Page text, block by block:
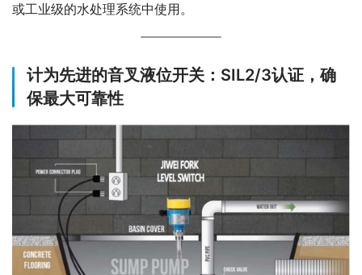
或工业级的水处理系统中使用。
计为先进的音叉液位开关：SIL2/3认证，确
保最大可靠性